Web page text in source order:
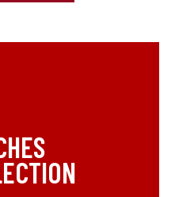
OEUVRE
personnalisée,